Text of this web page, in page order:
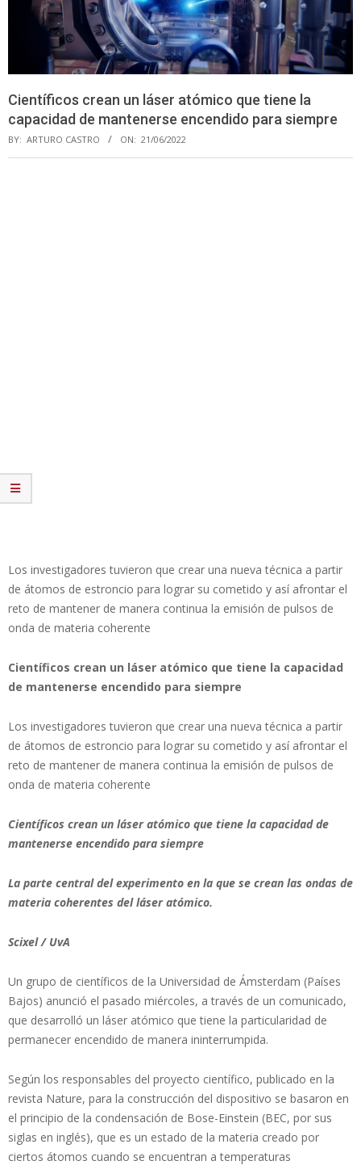
Científicos crean un láser atómico que tiene la
capacidad de mantenerse encendido para siempre
BY: ARTURO CASTRO ON: 21/06/2022
Los investigadores tuvieron que crear una nueva técnica a partir
de átomos de estroncio para lograr su cometido y así afrontar el
reto de mantener de manera continua la emisión de pulsos de
onda de materia coherente
Científicos crean un láser atómico que tiene la capacidad
de mantenerse encendido para siempre
Los investigadores tuvieron que crear una nueva técnica a partir
de átomos de estroncio para lograr su cometido y así afrontar el
reto de mantener de manera continua la emisión de pulsos de
onda de materia coherente
Científicos crean un láser atómico que tiene la capacidad de
mantenerse encendido para siempre
La parte central del experimento en la que se crean las ondas de
materia coherentes del láser atómico.
Scixel / UvA
Un grupo de científicos de la Universidad de Ámsterdam (Países
Bajos) anunció el pasado miércoles, a través de un comunicado,
que desarrolló un láser atómico que tiene la particularidad de
permanecer encendido de manera ininterrumpida.
Según los responsables del proyecto científico, publicado en la
revista Nature, para la construcción del dispositivo se basaron en
el principio de la condensación de Bose-Einstein (BEC, por sus
siglas en inglés), que es un estado de la materia creado por
ciertos átomos cuando se encuentran a temperaturas